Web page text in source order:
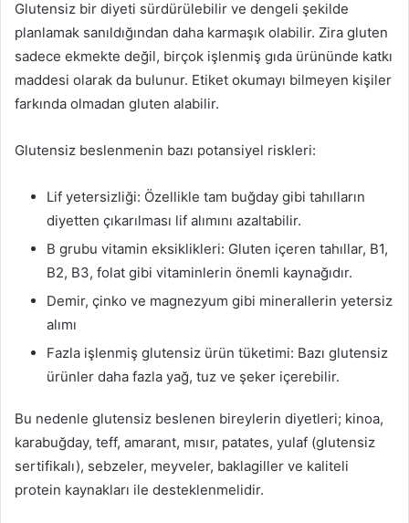
Glutensiz bir diyeti sürdürülebilir ve dengeli şekilde
planlamak sanıldığından daha karmaşık olabilir. Zira gluten
sadece ekmekte değil, birçok işlenmiş gıda ürününde katkı
maddesi olarak da bulunur. Etiket okumayı bilmeyen kişiler
farkında olmadan gluten alabilir.
Glutensiz beslenmenin bazı potansiyel riskleri:
Lif yetersizliği: Özellikle tam buğday gibi tahılların
diyetten çıkarılması lif alımını azaltabilir.
B grubu vitamin eksiklikleri: Gluten içeren tahıllar, B1,
B2, B3, folat gibi vitaminlerin önemli kaynağıdır.
Demir, çinko ve magnezyum gibi minerallerin yetersiz
alımı
Fazla işlenmiş glutensiz ürün tüketimi: Bazı glutensiz
ürünler daha fazla yağ, tuz ve şeker içerebilir.
Bu nedenle glutensiz beslenen bireylerin diyetleri; kinoa,
karabuğday, teff, amarant, mısır, patates, yulaf (glutensiz
sertifikalı), sebzeler, meyveler, baklagiller ve kaliteli
protein kaynakları ile desteklenmelidir.